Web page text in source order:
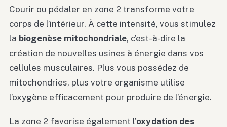
Courir ou pédaler en zone 2 transforme votre
corps de l’intérieur. À cette intensité, vous stimulez
la biogenèse mitochondriale, c’est-à-dire la
création de nouvelles usines à énergie dans vos
cellules musculaires. Plus vous possédez de
mitochondries, plus votre organisme utilise
l’oxygène efficacement pour produire de l’énergie.
La zone 2 favorise également l’oxydation des